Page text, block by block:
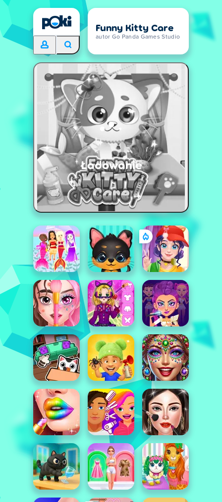
Funny Kitty Care
autor Go Panda Games Studio
Ładowanie